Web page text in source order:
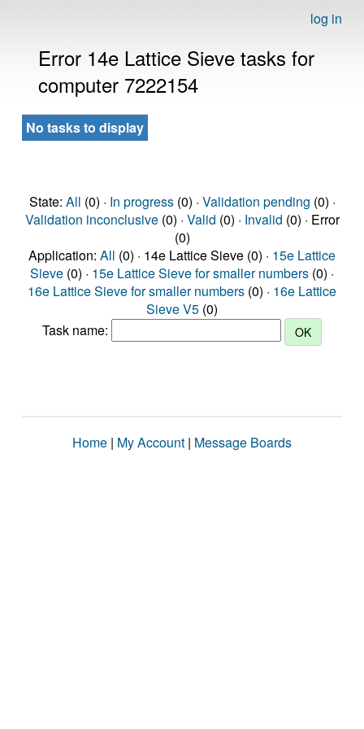
log in
Error 14e Lattice Sieve tasks for
computer 7222154
No tasks to display
State: All (0) · In progress(0) · Validation pending (0) ·
Validation inconclusive(0) · Valid (0) · Invalid (0) · Error
(0)
Application: All (0) · 14e Lattice Sieve (0) · 15e Lattice
Sieve (0) · 15e Lattice Sieve for smaller numbers (0) ·
16e Lattice Sieve for smaller numbers (0) · 16e Lattice
Sieve V5 (0)
Task name:
Home | My Account | Message Boards